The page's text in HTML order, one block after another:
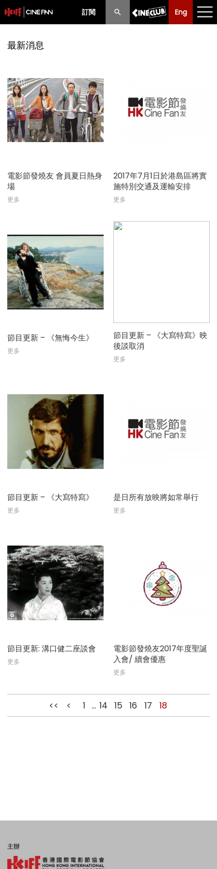
訂閱 Eng
Eng 中文
放映時間表
購票須知
優惠計劃
最新消息
電影節發燒友 會員夏日熱身
場
更多
2017年7月1日於港島區將實
施特別交通及運輸安排
更多
節目更新 – 《無悔今生》
更多
節目更新 – 《大寫特寫》映
後談取消
更多
節目更新 – 《大寫特寫》
更多
是日所有放映將如常舉行
更多
節目更新: 溝口健二座談會
更多
電影節發燒友2017年度聖誕
入會/ 續會優惠
更多
<< < 1 ... 14 15 16 17 18
主辦